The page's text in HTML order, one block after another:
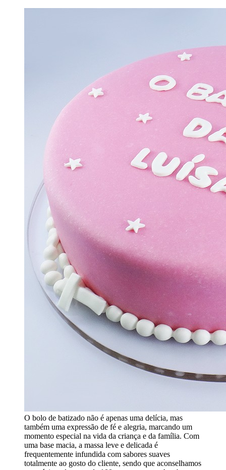
O bolo de batizado não é apenas uma delícia, mas
também uma expressão de fé e alegria, marcando um
momento especial na vida da criança e da família. Com
uma base macia, a massa leve e delicada é
frequentemente infundida com sabores suaves
totalmente ao gosto do cliente, sendo que aconselhamos